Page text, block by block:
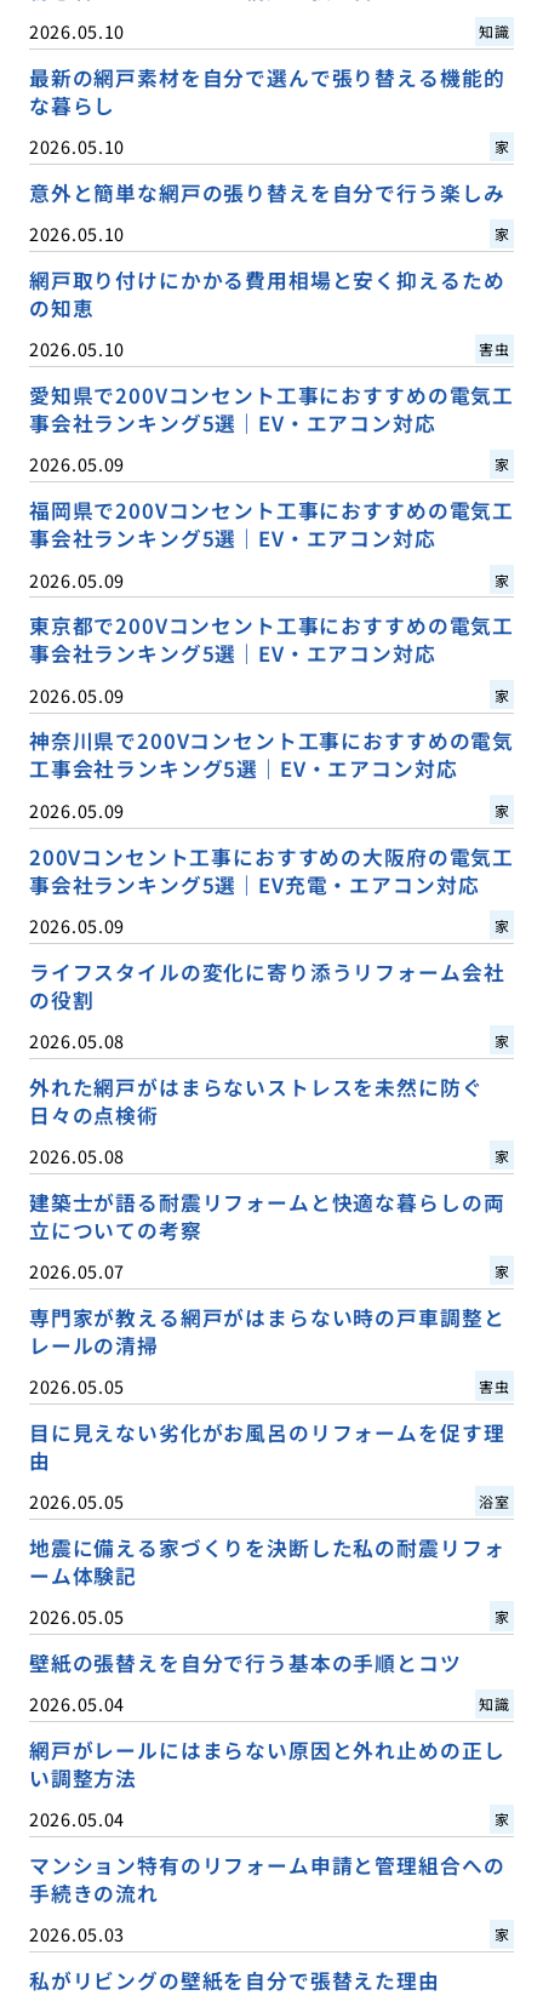
2026.05.10 知識
最新の網戸素材を自分で選んで張り替える機能的
な暮らし
2026.05.10 家
意外と簡単な網戸の張り替えを自分で行う楽しみ
2026.05.10 家
網戸取り付けにかかる費用相場と安く抑えるため
の知恵
2026.05.10 害虫
愛知県で200Vコンセント工事におすすめの電気工
事会社ランキング5選｜EV・エアコン対応
2026.05.09 家
福岡県で200Vコンセント工事におすすめの電気工
事会社ランキング5選｜EV・エアコン対応
2026.05.09 家
東京都で200Vコンセント工事におすすめの電気工
事会社ランキング5選｜EV・エアコン対応
2026.05.09 家
神奈川県で200Vコンセント工事におすすめの電気
工事会社ランキング5選｜EV・エアコン対応
2026.05.09 家
200Vコンセント工事におすすめの大阪府の電気工
事会社ランキング5選｜EV充電・エアコン対応
2026.05.09 家
ライフスタイルの変化に寄り添うリフォーム会社
の役割
2026.05.08 家
外れた網戸がはまらないストレスを未然に防ぐ
日々の点検術
2026.05.08 家
建築士が語る耐震リフォームと快適な暮らしの両
立についての考察
2026.05.07 家
専門家が教える網戸がはまらない時の戸車調整と
レールの清掃
2026.05.05 害虫
目に見えない劣化がお風呂のリフォームを促す理
由
2026.05.05 浴室
地震に備える家づくりを決断した私の耐震リフォ
ーム体験記
2026.05.05 家
壁紙の張替えを自分で行う基本の手順とコツ
2026.05.04 知識
網戸がレールにはまらない原因と外れ止めの正し
い調整方法
2026.05.04 家
マンション特有のリフォーム申請と管理組合への
手続きの流れ
2026.05.03 家
私がリビングの壁紙を自分で張替えた理由